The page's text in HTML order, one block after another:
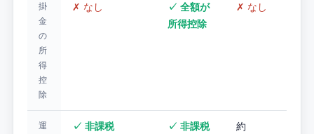
掛
金
の
所
得
控
除
✗ なし
✓ 全額が
所得控除
✗ なし
運
✓ 非課税 ✓ 非課税
約